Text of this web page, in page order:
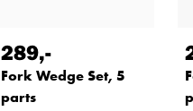
289,-
Fork Wedge Set, 5
parts